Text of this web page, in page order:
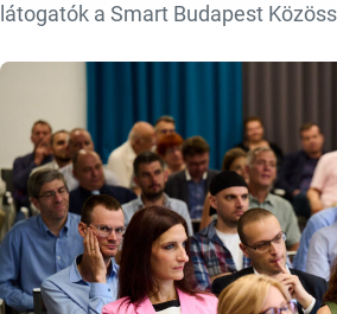
látogatók a Smart Budapest